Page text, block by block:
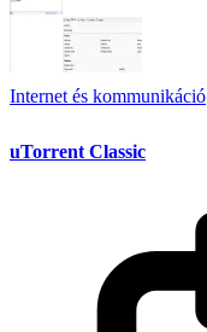
Internet és kommunikáció
uTorrent Classic